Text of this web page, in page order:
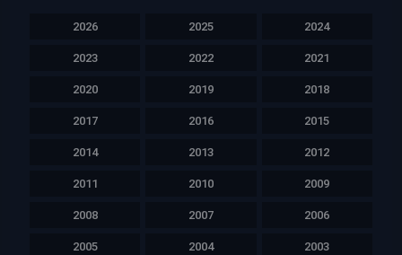
2026 2025 2024
2023 2022 2021
2020 2019 2018
2017 2016 2015
2014 2013 2012
2011 2010 2009
2008 2007 2006
2005 2004 2003